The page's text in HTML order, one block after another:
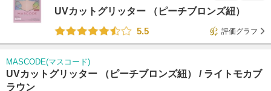
UVカットグリッター （ピーチブロンズ紐）
5.5
評価グラフ
MASCODE(マスコード)
UVカットグリッター （ピーチブロンズ紐） / ライトモカブ
ラウン